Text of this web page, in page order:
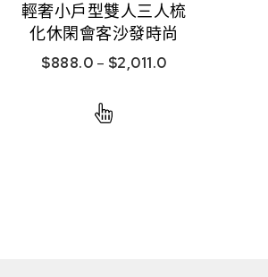
輕奢小戶型雙人三人梳
化休閑會客沙發時尚
$888.0 – $2,011.0